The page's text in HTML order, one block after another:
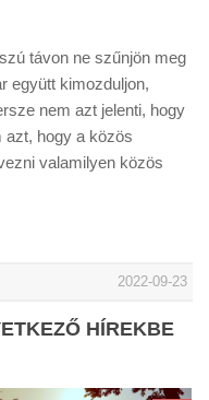
távon ne szűnjön meg
együtt kimozduljon,
nem azt jelenti, hogy
azt, hogy a közös
valamilyen közös
2022-09-23
HÍREKBE